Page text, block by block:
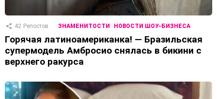
42 Репостов ЗНАМЕНИТОСТИ НОВОСТИ ШОУ-БИЗНЕСА
Горячая латиноамериканка! — Бразильская
супермодель Амбросио снялась в бикини с
верхнего ракурса